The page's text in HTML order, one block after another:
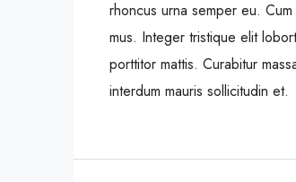
rhoncus urna semper eu.
mus. Integer tristique elit
porttitor mattis. Curabitur
interdum mauris sollicitudin et.